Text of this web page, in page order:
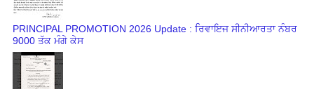
PRINCIPAL PROMOTION 2026 Update : ਰਿਵਾਇਜ ਸੀਨੀਆਰਤਾ ਨੰਬਰ
9000 ਤੱਕ ਮੰਗੇ ਕੇਸ